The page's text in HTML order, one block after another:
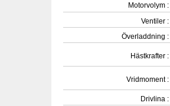
Motorvolym :
Ventiler :
Överladdning :
Hästkrafter :
Vridmoment :
Drivlina :